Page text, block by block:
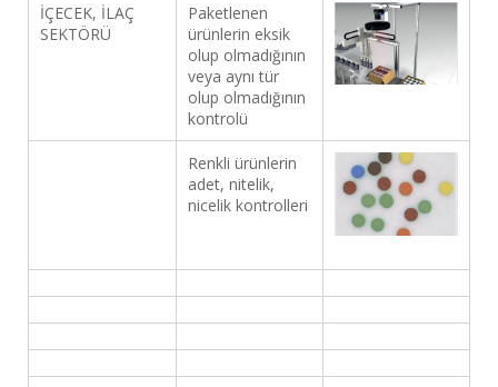
İÇECEK, İLAÇ
SEKTÖRÜ
Paketlenen
ürünlerin eksik
olup olmadığının
veya aynı tür
olup olmadığının
kontrolü
Renkli ürünlerin
adet, nitelik,
nicelik kontrolleri